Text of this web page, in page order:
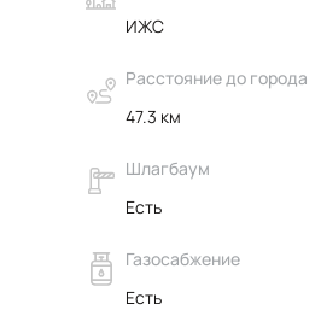
ИЖС
Расстояние до города
47.3 км
Шлагбаум
Есть
Газосабжение
Есть